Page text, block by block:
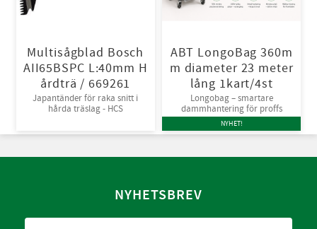
Multisågblad Bosch
AII65BSPC L:40mm H
årdträ / 669261
Japantänder för raka snitt i
hårda träslag - HCS
ABT LongoBag 360m
m diameter 23 meter
lång 1kart/4st
Longobag – smartare
dammhantering för proffs
NYHET!
NYHETSBREV